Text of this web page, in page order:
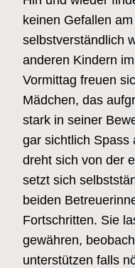
keinen Gefallen
selbstverständlich
anderen Kindern
Vormittag freuen
Mädchen, das
stark in seiner
gar sichtlich Spass
dreht sich von der
setzt sich
beiden
Fortschritten. Sie
gewähren,
unterstützen falls